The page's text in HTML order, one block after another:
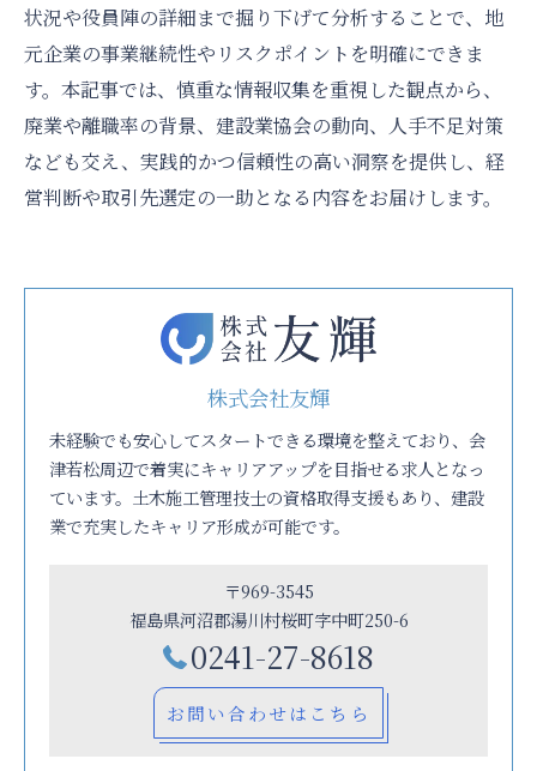
状況や役員陣の詳細まで掘り下げて分析することで、地
元企業の事業継続性やリスクポイントを明確にできま
す。本記事では、慎重な情報収集を重視した観点から、
廃業や離職率の背景、建設業協会の動向、人手不足対策
なども交え、実践的かつ信頼性の高い洞察を提供し、経
営判断や取引先選定の一助となる内容をお届けします。
株式会社友輝
未経験でも安心してスタートできる環境を整えており、会
津若松周辺で着実にキャリアアップを目指せる求人となっ
ています。土木施工管理技士の資格取得支援もあり、建設
業で充実したキャリア形成が可能です。
〒969-3545
福島県河沼郡湯川村桜町字中町250-6
0241-27-8618
お問い合わせはこちら